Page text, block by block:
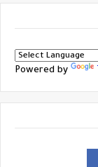
Powered by